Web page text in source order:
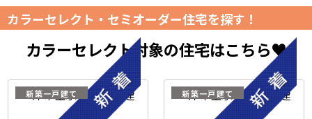
カラーセレクト・セミオーダー住宅を探す！
カラーセレクト対象の住宅はこちら♥
新築一戸建て 新築一戸建て